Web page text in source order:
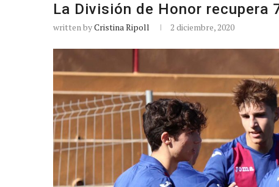
La División de Honor recupera
written byCristina Ripoll 2 diciembre, 2020